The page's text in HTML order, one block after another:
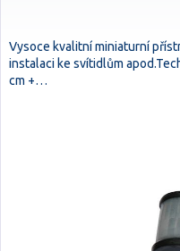
Vysoce kvalitní miniaturní
instalaci ke svítidlům
cm +…